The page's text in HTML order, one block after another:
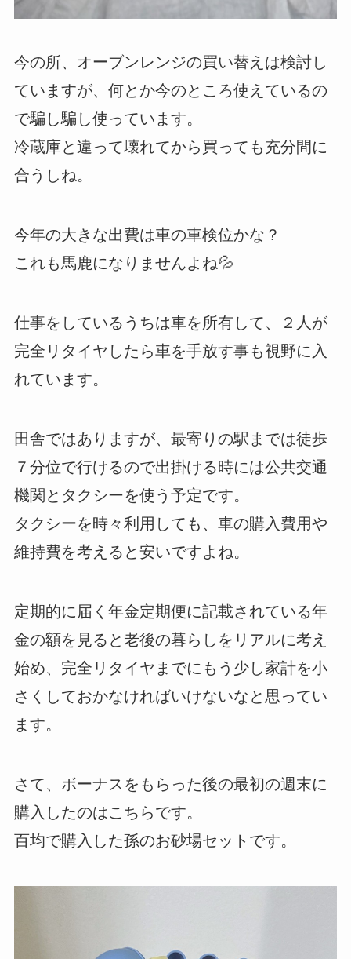
今の所、オーブンレンジの買い替えは検討し
ていますが、何とか今のところ使えているの
で騙し騙し使っています。
冷蔵庫と違って壊れてから買っても充分間に
合うしね。
今年の大きな出費は車の車検位かな？
これも馬鹿になりませんよね💦
仕事をしているうちは車を所有して、２人が
完全リタイヤしたら車を手放す事も視野に入
れています。
田舎ではありますが、最寄りの駅までは徒歩
７分位で行けるので出掛ける時には公共交通
機関とタクシーを使う予定です。
タクシーを時々利用しても、車の購入費用や
維持費を考えると安いですよね。
定期的に届く年金定期便に記載されている年
金の額を見ると老後の暮らしをリアルに考え
始め、完全リタイヤまでにもう少し家計を小
さくしておかなければいけないなと思ってい
ます。
さて、ボーナスをもらった後の最初の週末に
購入したのはこちらです。
百均で購入した孫のお砂場セットです。